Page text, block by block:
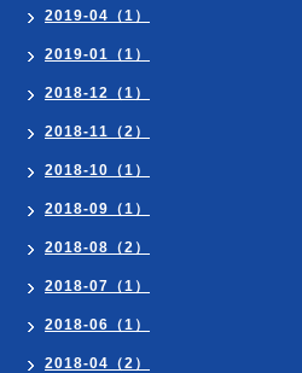
2019-04（1）
2019-01（1）
2018-12（1）
2018-11（2）
2018-10（1）
2018-09（1）
2018-08（2）
2018-07（1）
2018-06（1）
2018-04（2）